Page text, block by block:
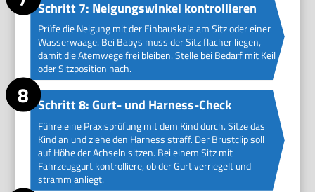
Schritt 7: Neigungswinkel kontrollieren
Prüfe die Neigung mit der Einbauskala am Sitz oder einer
Wasserwaage. Bei Babys muss der Sitz flacher liegen,
damit die Atemwege frei bleiben. Stelle bei Bedarf mit Keil
oder Sitzposition nach.
Schritt 8: Gurt- und Harness-Check
Führe eine Praxisprüfung mit dem Kind durch. Sitze das
Kind an und ziehe den Harness straff. Der Brustclip soll
auf Höhe der Achseln sitzen. Bei einem Sitz mit
Fahrzeuggurt kontrolliere, ob der Gurt verriegelt und
stramm anliegt.